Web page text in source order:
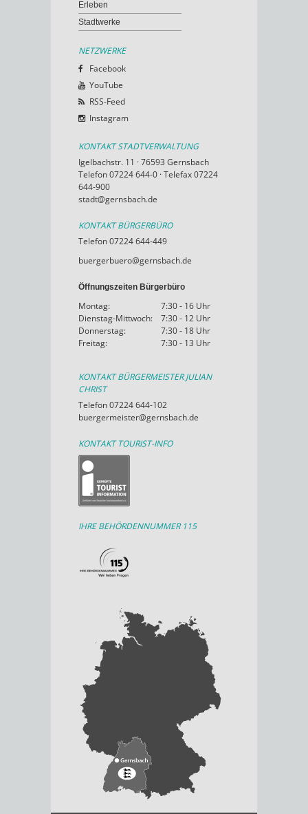
Erleben
Stadtwerke
NETZWERKE
Facebook
YouTube
RSS-Feed
Instagram
KONTAKT STADTVERWALTUNG
Igelbachstr. 11 · 76593 Gernsbach
Telefon 07224 644-0 · Telefax 07224
644-900
stadt@gernsbach.de
KONTAKT BÜRGERBÜRO
Telefon 07224 644-449
buergerbuero@gernsbach.de
Öffnungszeiten Bürgerbüro
Montag:
7:30 - 16 Uhr
Dienstag-Mittwoch:
7:30 - 12 Uhr
Donnerstag:
7:30 - 18 Uhr
Freitag:
7:30 - 13 Uhr
KONTAKT BÜRGERMEISTER JULIAN
CHRIST
Telefon 07224 644-102
buergermeister@gernsbach.de
KONTAKT TOURIST-INFO
IHRE BEHÖRDENNUMMER 115